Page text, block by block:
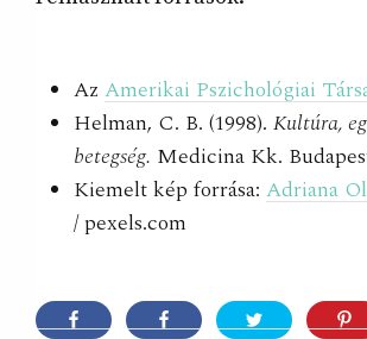
AzAmerikai Pszichológiai
Helman, C. B. (1998).Kultúra,
betegség. Medicina Kk.
Kiemelt kép forrása:Adriana
/ pexels.com